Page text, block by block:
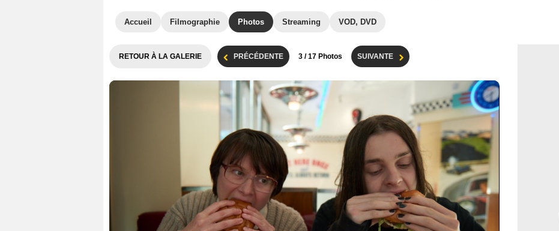
Accueil Filmographie Photos Streaming VOD, DVD
RETOUR À LA GALERIE PRÉCÉDENTE 3 / 17 Photos SUIVANTE